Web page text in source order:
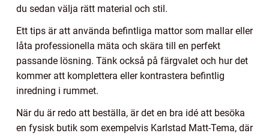
du sedan välja rätt material och stil.
Ett tips är att använda befintliga mattor som mallar eller
låta professionella mäta och skära till en perfekt
passande lösning. Tänk också på färgvalet och hur det
kommer att komplettera eller kontrastera befintlig
inredning i rummet.
När du är redo att beställa, är det en bra idé att besöka
en fysisk butik som exempelvis Karlstad Matt-Tema, där